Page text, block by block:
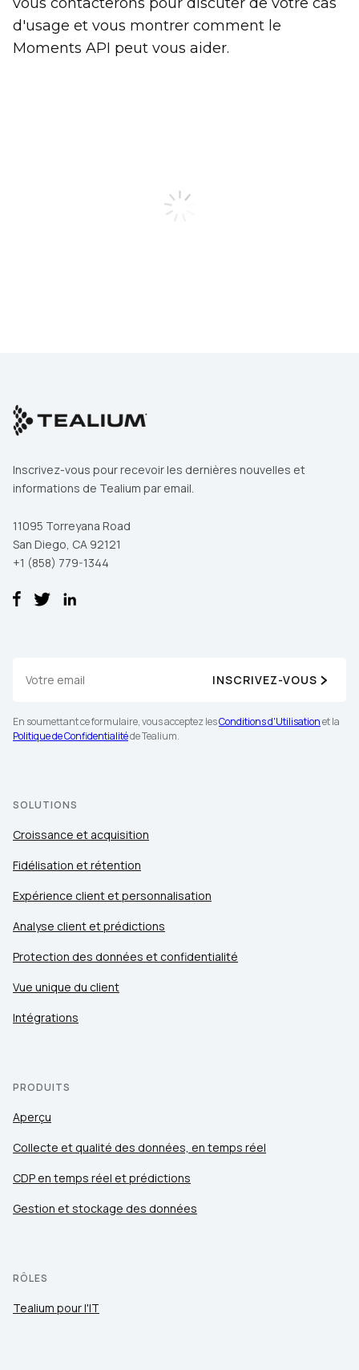
d'usage et vous montrer comment le
Moments API peut vous aider.
d'Utilisation et la Politique de Confidentialité
SOUMETTRE
Inscrivez-vous pour recevoir les dernières nouvelles et
informations de Tealium par email.
11095 Torreyana Road
San Diego, CA 92121
+1 (858) 779-1344
INSCRIVEZ-VOUS
En soumettant ce formulaire, vous acceptez lesConditions d'Utilisationet la
Politique de Confidentialitéde Tealium.
SOLUTIONS
Croissance et acquisition
Fidélisation et rétention
Expérience client et personnalisation
Analyse client et prédictions
Protection des données et confidentialité
Vue unique du client
Intégrations
PRODUITS
Aperçu
Collecte et qualité des données, en temps réel
CDP en temps réel et prédictions
Gestion et stockage des données
RÔLES
Tealium pour l'IT